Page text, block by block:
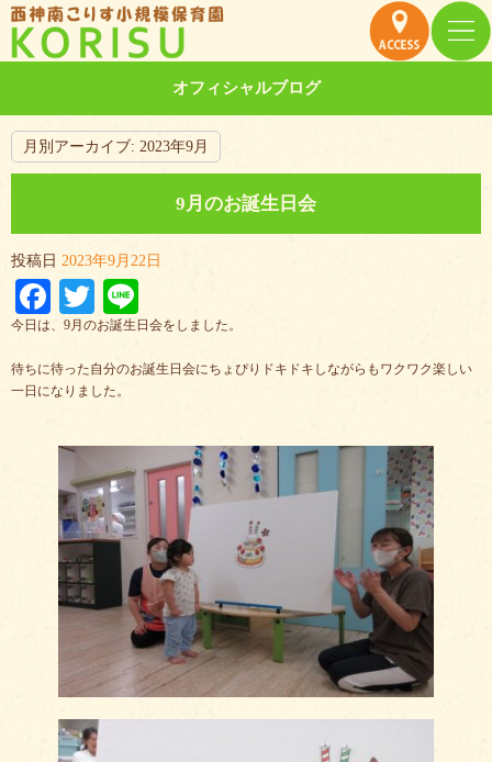
オフィシャルブログ
月別アーカイブ: 2023年9月
9月のお誕生日会
投稿日 2023年9月22日
Facebook
Twitter
今日は、9月のお誕生日会をしました。
待ちに待った自分のお誕生日会にちょぴりドキドキしながらもワクワク楽しい
一日になりました。